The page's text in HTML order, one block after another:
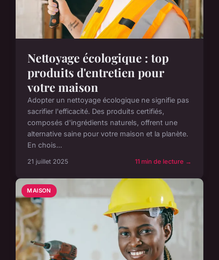
Nettoyage écologique : top
produits d'entretien pour
votre maison
Adopter un nettoyage écologique ne signifie pas
sacrifier l'efficacité. Des produits certifiés,
composés d'ingrédients naturels, offrent une
alternative saine pour votre maison et la planète.
En chois...
21 juillet 2025 11 min de lecture →
MAISON